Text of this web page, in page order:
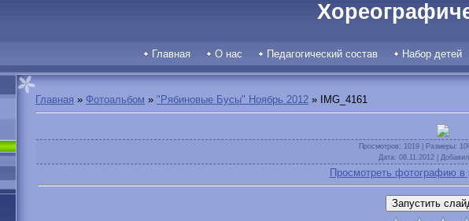
Главная О нас Педагогический состав Набор детей
Главная » Фотоальбом » "Рябиновые Бусы" Ноябрь 2012 » IMG_4161
Просмотров: 1019 | Размеры:
Дата: 08.11.2012 | Добавил
Просмотреть фотографию в